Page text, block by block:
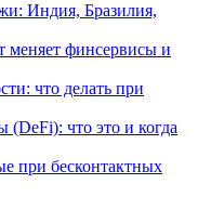
Индия, Бразилия,
меняет финсервисы и
что делать при
что это и когда
при бесконтактных